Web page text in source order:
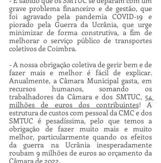
grave problema financeiro e de gestão, que
foi agravado pela pandemia COVID-19 e
piorado pela Guerra da Ucrânia, que urge
minimizar de forma construtiva, a fim de
melhorar o serviço público de transportes
coletivos de Coimbra.
- A nossa obrigação coletiva de gerir bem e de
fazer mais e melhor é fácil de explicar.
Anualmente, a Câmara Municipal gasta, em
recursos humanos, somando os
trabalhadores da Câmara e dos SMTUC, 54
milhões de euros dos contribuintes! A
estrutura de custos com pessoal da CMC e dos
SMTUC é pesadíssima, pelo que temos a
obrigação de fazer muito mais e muito
melhor, particularmente quando os efeitos
da guerra na Ucrânia inesperadamente
roubam 9 milhões de euros ao orçamento da
Câmara de 2022.